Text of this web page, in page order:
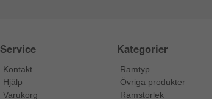
Service
Kontakt
Hjälp
Varukorg
Kategorier
Ramtyp
Övriga produkter
Ramstorlek